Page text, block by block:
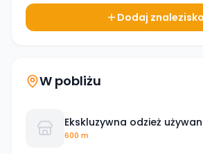
Dodaj znalezisko
W pobliżu
Ekskluzywna odzież
600 m